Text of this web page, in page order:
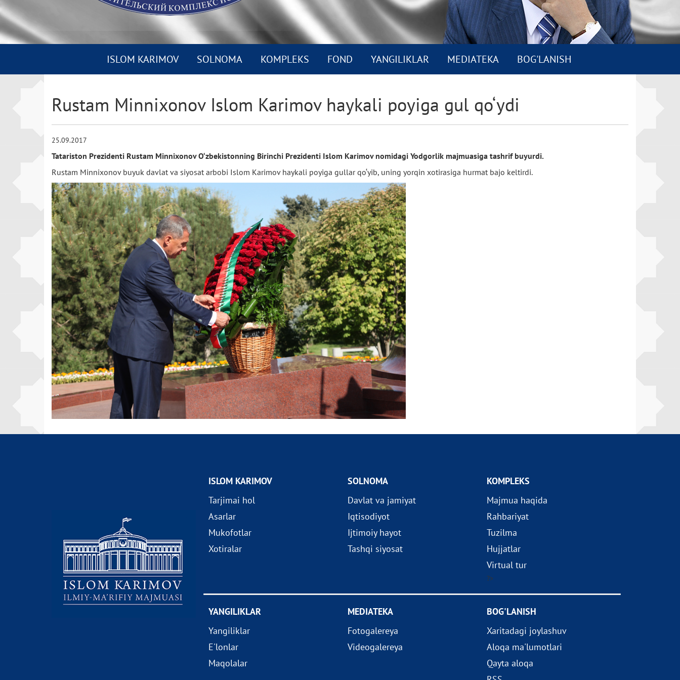
ISLOM KARIMOV SOLNOMA KOMPLEKS FOND YANGILIKLAR MEDIATEKA BOG'LANISH
Rustam Minnixonov Islom Karimov haykali poyiga gul qo‘ydi
25.09.2017
Tatariston Prezidenti Rustam Minnixonov O‘zbekistonning Birinchi Prezidenti Islom Karimov nomidagi Yodgorlik majmuasiga tashrif buyurdi.
Rustam Minnixonov buyuk davlat va siyosat arbobi Islom Karimov haykali poyiga gullar qo‘yib, uning yorqin xotirasiga hurmat bajo keltirdi.
ISLOM KARIMOV
Tarjimai hol
Asarlar
Mukofotlar
Xotiralar
SOLNOMA
Davlat va jamiyat
Iqtisodiyot
Ijtimoiy hayot
Tashqi siyosat
KOMPLEKS
Majmua haqida
Rahbariyat
Tuzilma
Hujjatlar
Virtual tur
?>
YANGILIKLAR
Yangiliklar
E'lonlar
Maqolalar
MEDIATEKA
Fotogalereya
Videogalereya
BOG'LANISH
Xaritadagi joylashuv
Aloqa ma'lumotlari
Qayta aloqa